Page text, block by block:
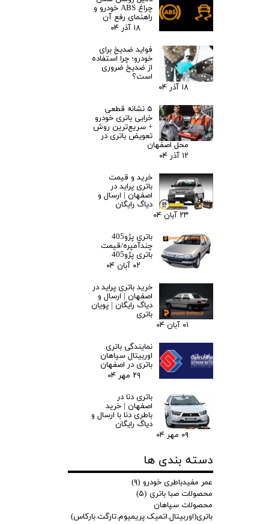
چراغ ABS خودرو و
راهنمای رفع آن
۱۸ آذر ۰۴
فواید ضدیخ برای
خودرو؛ چرا استفاده
از ضدیخ ضروری
است؟
۱۸ آذر ۰۴
۵ نشانه قطعی
خرابی باتری خودرو
+ سریع‌ترین روش
تعویض باتری در
محل اصفهان
۱۲ آذر ۰۴
خرید و قیمت
باتری پراید در
اصفهان | ارسال و
دیاگ رایگان
۲۳ آبان ۰۴
باتری پژو405
چندآمپره/قیمت
باتری پژو405
۰۲ آبان ۰۴
خرید باتری پراید در
اصفهان | ارسال و
دیاگ رایگان | پویان
باتری
۰۱ آبان ۰۴
نمایندگی باتری
اوربیتال سپاهان
باتری در اصفهان
۲۹ مهر ۰۴
باتری دنا در
اصفهان | خرید
باطری دنا با ارسال و
دیاگ رایگان
۰۹ مهر ۰۴
دسته بندی ها
عمر مفیدباطری خودرو (۹)
محصولات صبا باتری (۵)
محصولات سپاهان
باتری(اوربیتال.اتمیک.پریمیوم.تارگت.بارکاس)